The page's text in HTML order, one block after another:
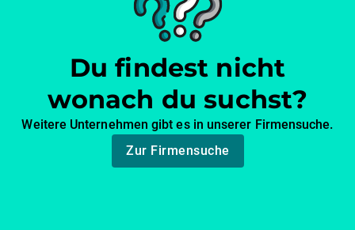
Du findest nicht
wonach du suchst?
Weitere Unternehmen gibt es in unserer Firmensuche.
Zur Firmensuche